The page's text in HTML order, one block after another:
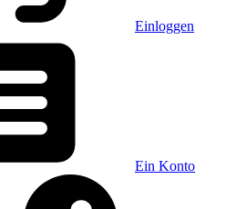
Einloggen
Ein Konto